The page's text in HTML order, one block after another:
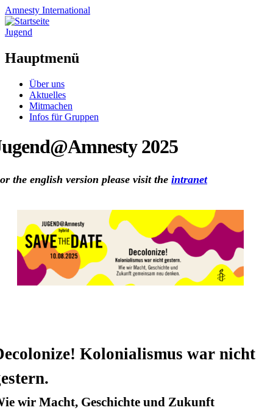
Amnesty International
Jugend
Hauptmenü
Zum
Inhalt
springen
Über uns
Aktuelles
Mitmachen
Infos für Gruppen
2025
the english version please visit the intranet
Kolonialismus war nicht
wir Macht, Geschichte und Zukunft